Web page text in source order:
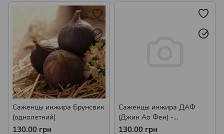
Саженцы инжира Брунсвик
(однолетний)
130.00 грн
Саженцы инжира ДАФ
(Джин Ао Фен) -
ремонтантный,
130.00 грн